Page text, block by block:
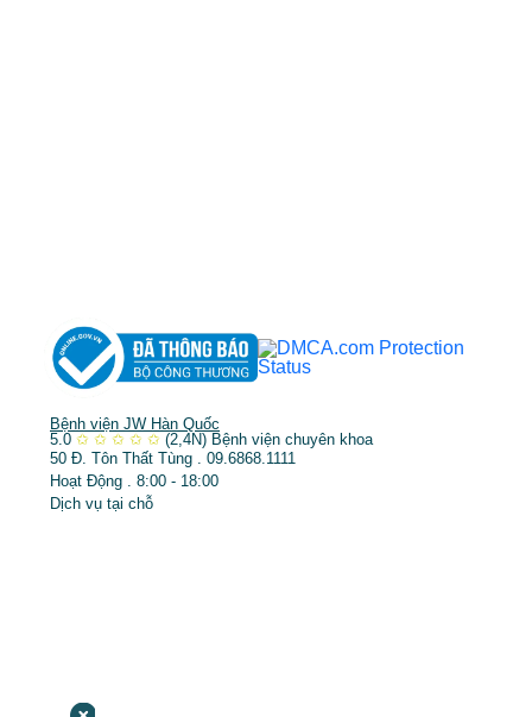
Bệnh viện JW Hàn Quốc
5.0 ✩ ✩ ✩ ✩ ✩ (2,4N) Bệnh viện chuyên khoa
50 Đ. Tôn Thất Tùng . 09.6868.1111
Hoạt Động . 8:00 - 18:00
Dịch vụ tại chỗ